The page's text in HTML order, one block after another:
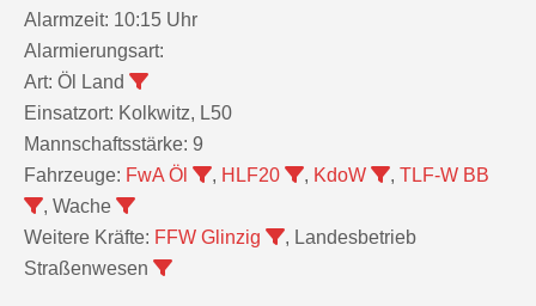
Alarmzeit: 10:15 Uhr
Alarmierungsart:
Art: Öl Land
Einsatzort: Kolkwitz, L50
Mannschaftsstärke: 9
Fahrzeuge: FwA Öl , HLF20 , KdoW , TLF-W BB
, Wache
Weitere Kräfte: FFW Glinzig
, Landesbetrieb
Straßenwesen